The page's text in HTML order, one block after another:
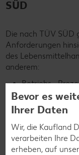
SÜD
Die nach TÜV SÜD
Anforderungen
des
anderem:
Betriebs-,
zustand
Schulung der
Einhaltung der
Kennzeichnung
Bevor es
Ihrer Daten
Wir, die Kaufland
verarbeiten Ihre
erheben, auf